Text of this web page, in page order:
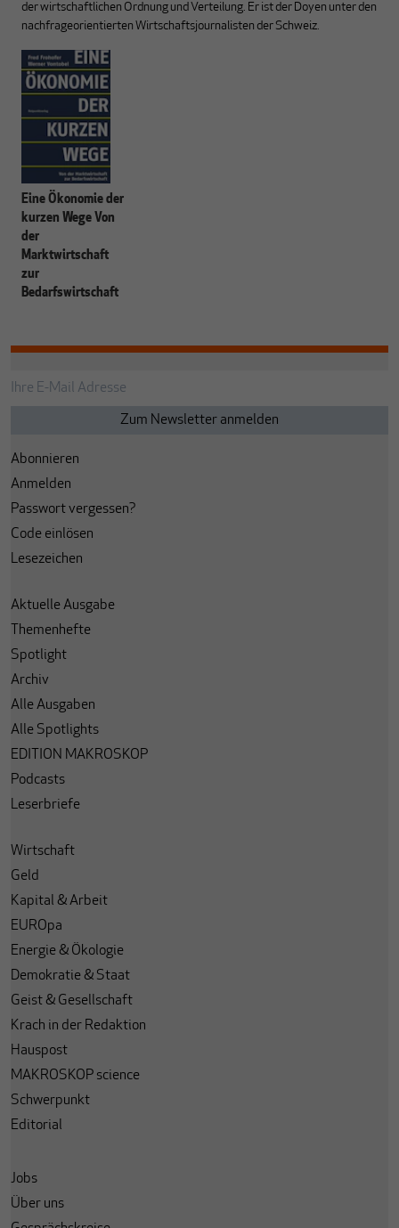
der wirtschaftlichen Ordnung und Verteilung. Er ist der Doyen unter den
nachfrageorientierten Wirtschaftsjournalisten der Schweiz.
Eine Ökonomie der
kurzen Wege Von
der
Marktwirtschaft
zur
Bedarfswirtschaft
Abonnieren
Anmelden
Passwort vergessen?
Code einlösen
Lesezeichen
Aktuelle Ausgabe
Themenhefte
Spotlight
Archiv
Alle Ausgaben
Alle Spotlights
EDITION MAKROSKOP
Podcasts
Leserbriefe
Wirtschaft
Geld
Kapital & Arbeit
EUROpa
Energie & Ökologie
Demokratie & Staat
Geist & Gesellschaft
Krach in der Redaktion
Hauspost
MAKROSKOP science
Schwerpunkt
Editorial
Jobs
Über uns